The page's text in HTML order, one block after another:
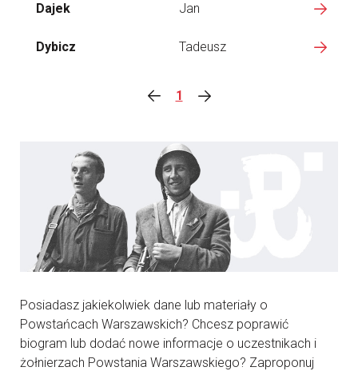
Dajek Jan
Dybicz Tadeusz
1
Posiadasz jakiekolwiek dane lub materiały o
Powstańcach Warszawskich? Chcesz poprawić
biogram lub dodać nowe informacje o uczestnikach i
żołnierzach Powstania Warszawskiego? Zaproponuj